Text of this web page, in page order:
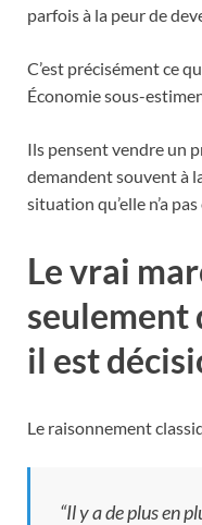
parfois à la peur de
C’est précisément ce
Économie sous-
Ils pensent vendre un
demandent souvent à
situation qu’elle n’a
Le vrai
seulement
il est
Le raisonnement
“Il y a de plus en